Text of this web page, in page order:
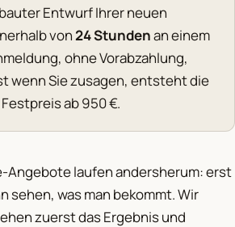
Entwurf Ihrer neuen
von24 Stundenan einem
ohne Vorabzahlung,
wenn Sie zusagen, entsteht die
ab 950 €.
Angebote laufen andersherum: erst
sehen, was man bekommt. Wir
zuerst das Ergebnis und